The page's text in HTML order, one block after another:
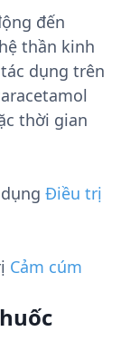
đến
thần kinh
dụng trên
thời gian
Điều trị
Cảm cúm